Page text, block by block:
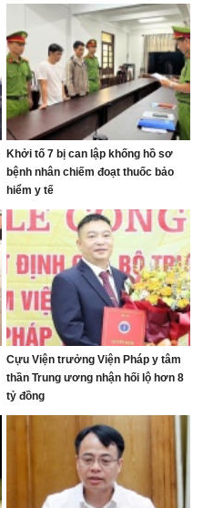
Khởi tố 7 bị can lập khống hồ sơ
bệnh nhân chiếm đoạt thuốc bảo
hiểm y tế
Cựu Viện trưởng Viện Pháp y tâm
thần Trung ương nhận hối lộ hơn 8
tỷ đồng